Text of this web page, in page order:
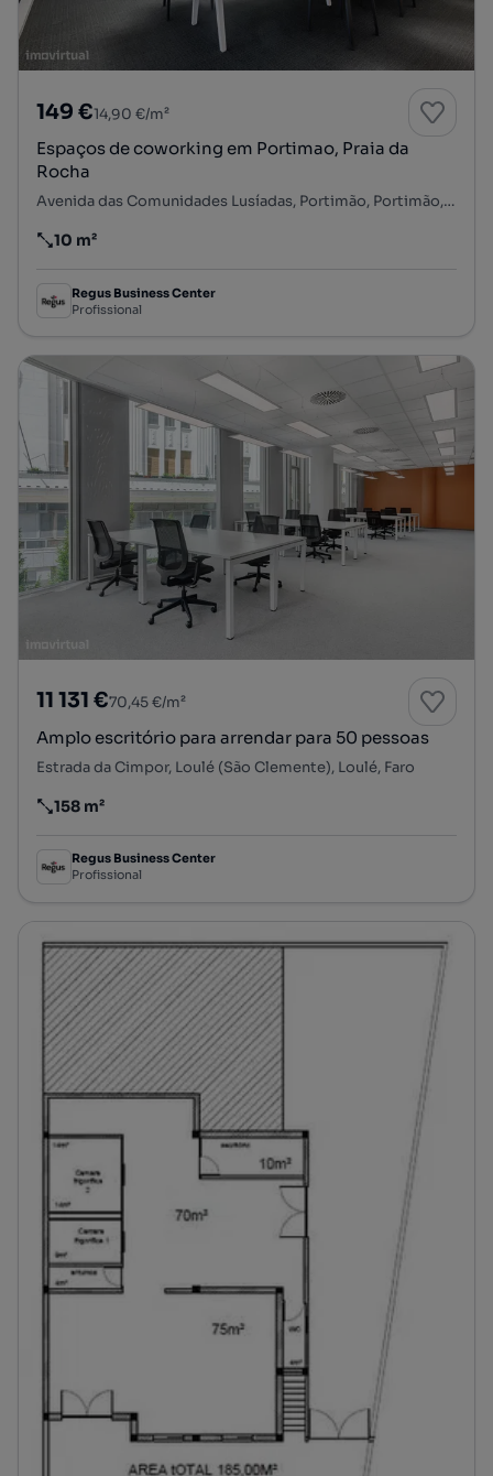
149 €14,90 €/m²
Espaços de coworking em Portimao, Praia da
Rocha
Avenida das Comunidades Lusíadas, Portimão, Portimão, Faro
Preço por metro quadrado
10 m²
Regus Business Center
Profissional
11 131 €70,45 €/m²
Amplo escritório para arrendar para 50 pessoas
Estrada da Cimpor, Loulé (São Clemente), Loulé, Faro
Preço por metro quadrado
158 m²
Regus Business Center
Profissional